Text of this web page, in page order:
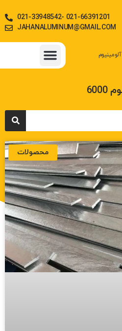
021-33948542- 021-66391201
JAHANALUMINUM@GMAIL.COM
محصولات